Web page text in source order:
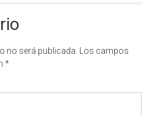
no será publicada.
Los campos
*